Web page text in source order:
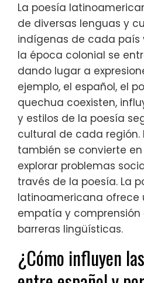
La poesía
de diversas lenguas y
indígenas de cada país
la época colonial se
dando lugar a
ejemplo, el español, el
quechua coexisten,
y estilos de la poesía
cultural de cada región.
también se convierte
explorar problemas
través de la poesía. La
latinoamericana ofrece
empatía y
barreras lingüísticas.
¿Cómo influyen